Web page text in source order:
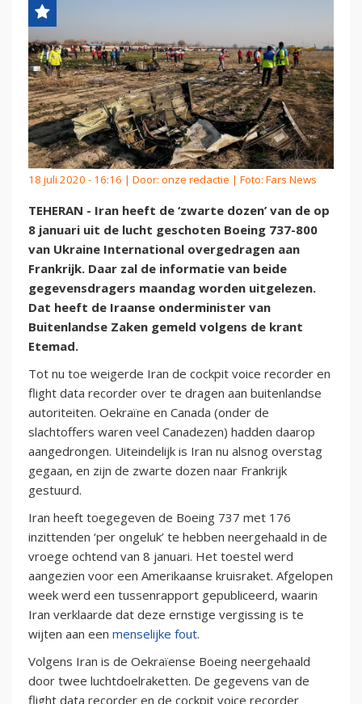
18 juli 2020 - 16:16 | Door: onze redactie | Foto: Fars News
TEHERAN - Iran heeft de ‘zwarte dozen’ van de op
8 januari uit de lucht geschoten Boeing 737-800
van Ukraine International overgedragen aan
Frankrijk. Daar zal de informatie van beide
gegevensdragers maandag worden uitgelezen.
Dat heeft de Iraanse onderminister van
Buitenlandse Zaken gemeld volgens de krant
Etemad.
Tot nu toe weigerde Iran de cockpit voice recorder en
flight data recorder over te dragen aan buitenlandse
autoriteiten. Oekraïne en Canada (onder de
slachtoffers waren veel Canadezen) hadden daarop
aangedrongen. Uiteindelijk is Iran nu alsnog overstag
gegaan, en zijn de zwarte dozen naar Frankrijk
gestuurd.
Iran heeft toegegeven de Boeing 737 met 176
inzittenden ‘per ongeluk’ te hebben neergehaald in de
vroege ochtend van 8 januari. Het toestel werd
aangezien voor een Amerikaanse kruisraket. Afgelopen
week werd een tussenrapport gepubliceerd, waarin
Iran verklaarde dat deze ernstige vergissing is te
wijten aan een menselijke fout.
Volgens Iran is de Oekraïense Boeing neergehaald
door twee luchtdoelraketten. De gegevens van de
flight data recorder en de cockpit voice recorder